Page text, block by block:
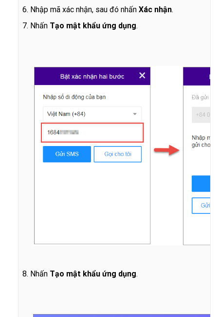
6. Nhập mã xác nhận, sau đó nhấn Xác nhận.
7. Nhấn Tạo mật khẩu ứng dụng.
8. Nhấn Tạo mật khẩu ứng dụng.